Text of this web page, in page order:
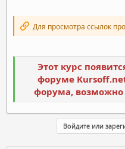
Для просмотра ссылок
Этот курс
форуме
форума, возможно
Войдите или